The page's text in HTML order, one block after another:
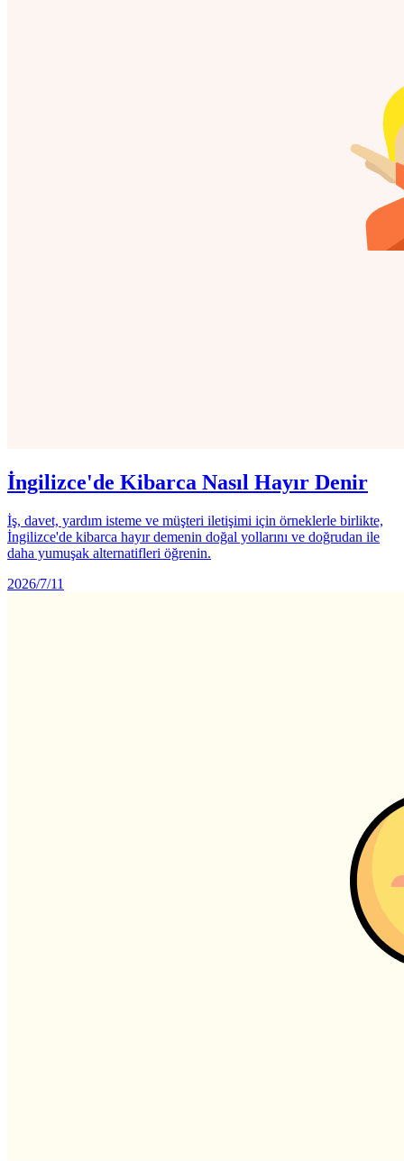
İngilizce'de Kibarca Nasıl Hayır Denir
İş, davet, yardım isteme ve müşteri iletişimi için örneklerle birlikte,
İngilizce'de kibarca hayır demenin doğal yollarını ve doğrudan ile
daha yumuşak alternatifleri öğrenin.
2026/7/11